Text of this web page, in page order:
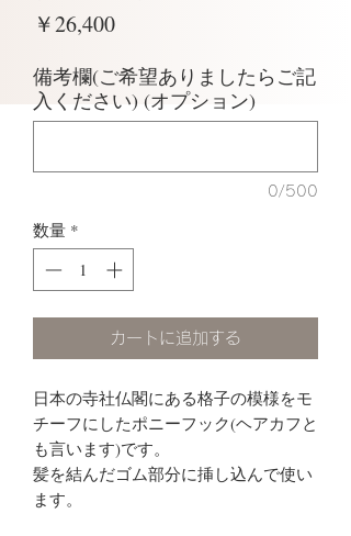
￥26,400価
備考欄(ご希望ありましたらご記
入ください) (オプション)
0/500
数量 *
カートに追加する
日本の寺社仏閣にある格子の模様をモ
チーフにしたポニーフック(ヘアカフと
も言います)です。
髪を結んだゴム部分に挿し込んで使い
ます。